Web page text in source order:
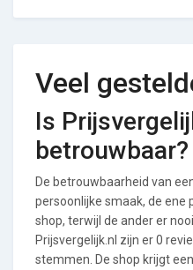
Veel
Is
betrouwbaar?
De betrouwbaarheid van
persoonlijke smaak, de ene
shop, terwijl de ander er
Prijsvergelijk.nl zijn er 0
stemmen. De shop krijgt